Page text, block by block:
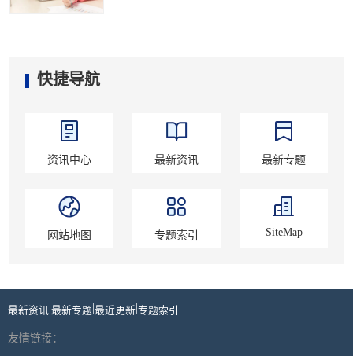
快捷导航
资讯中心 最新资讯 最新专题
网站地图 专题索引 SiteMap
最新资讯 |最新专题|最近更新|专题索引 |
友情链接：